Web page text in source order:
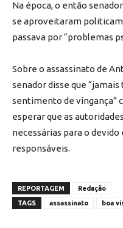
Na época, o então
se aproveitaram
passava por “problemas
Sobre o assassinato de
senador disse que
sentimento de vingança”
esperar que as
necessárias para o
responsáveis.
REPORTAGEM
Redação
TAGS
assassinato boa